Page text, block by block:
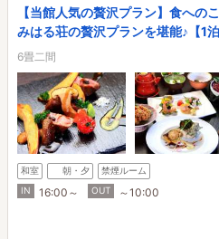
【当館人気の贅沢プラン】食への
みはる荘の贅沢プランを堪能♪【1泊
6畳二間
和室 朝・夕
禁煙ルーム
IN
16:00～ OUT ～10:00